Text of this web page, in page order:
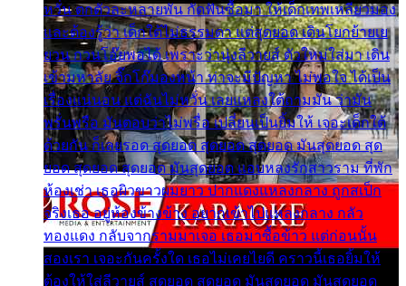
หวั่น ตกตัวละหลายพัน กัดฟันซื้อมา ให้เด็กเทพเหลียวมอง
และต้องรู้ว่า เด็กใต้ไม่ธรรมดา แต่สุดยอด เดินโยกย้ายเย
ยวน กวนโอ๊ยพอได้ เพราะว่านุ่งลีวายส์ ตัวใหม่ใส่มา เดิน
เข้ามหาลัย จิ๊กโก๊มองหน้า ท่าจะมีปัญหา ไม่พอใจ ได้เป็น
เรื่องแน่นอน แต่ฉันไม่หวั่น เลยแหลงใต้ถามมัน ว่ามัน
พรั่นพรือ มันตอบว่าไม่พรื่อ เปลี่ยนเป็นยิ้มให้ เจอะเด็กใต้
ด้วยกัน ก็เลยรอด สุดยอด สุดยอด สุดยอด มันสุดยอด สุด
ยอด สุดยอด สุดยอด มันสุดยอด แอบหลงรักสาวราม ที่พัก
ห้องเช่า เธอผิวขาวผมยาว ปากแดงแหลงกลาง ถูกสเป็ก
จริงเธอ อยู่ห้องข้างข้าง อยากเข้าไปแหลงกลาง กลัว
ทองแดง กลับจากรามมาเจอ เธอมาซื้อข้าว แต่ก่อนนั้น
สองเรา เจอะกันครั้งใด เธอไม่เคยไยดี คราวนี้เธอยิ้มให้
ต้องให้ใส่ลีวายส์ สุดยอด สุดยอด มันสุดยอด มันสุดยอด